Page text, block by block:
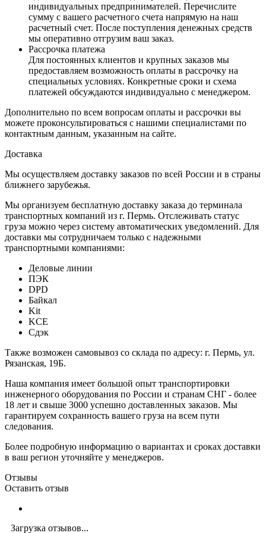
индивидуальных предпринимателей. Перечислите
сумму с вашего расчетного счета напрямую на наш
расчетный счет. После поступления денежных средств
мы оперативно отгрузим ваш заказ.
Рассрочка платежа
Для постоянных клиентов и крупных заказов мы
предоставляем возможность оплаты в рассрочку на
специальных условиях. Конкретные сроки и схема
платежей обсуждаются индивидуально с менеджером.
Дополнительно по всем вопросам оплаты и рассрочки вы
можете проконсультироваться с нашими специалистами по
контактным данным, указанным на сайте.
Доставка
Мы осуществляем доставку заказов по всей России и в страны
ближнего зарубежья.
Мы организуем бесплатную доставку заказа до терминала
транспортных компаний из г. Пермь. Отслеживать статус
груза можно через систему автоматических уведомлений. Для
доставки мы сотрудничаем только с надежными
транспортными компаниями:
Деловые линии
ПЭК
DPD
Байкал
Kit
KCE
Сдэк
Также возможен самовывоз со склада по адресу: г. Пермь, ул.
Рязанская, 19Б.
Наша компания имеет большой опыт транспортировки
инженерного оборудования по России и странам СНГ - более
18 лет и свыше 3000 успешно доставленных заказов. Мы
гарантируем сохранность вашего груза на всем пути
следования.
Более подробную информацию о вариантах и сроках доставки
в ваш регион уточняйте у менеджеров.
Отзывы
Оставить отзыв
Загрузка отзывов...